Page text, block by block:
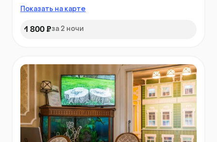
Показать на карте
1 800 ₽за 2 ночи